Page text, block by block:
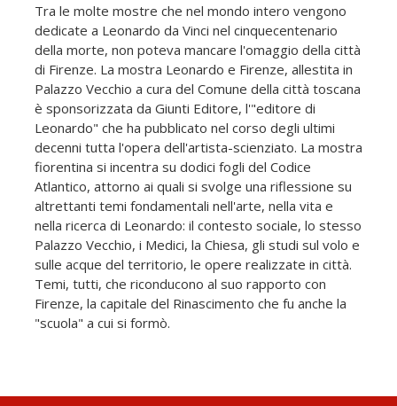
Tra le molte mostre che nel mondo intero vengono
dedicate a Leonardo da Vinci nel cinquecentenario
della morte, non poteva mancare l'omaggio della città
di Firenze. La mostra Leonardo e Firenze, allestita in
Palazzo Vecchio a cura del Comune della città toscana
è sponsorizzata da Giunti Editore, l'"editore di
Leonardo" che ha pubblicato nel corso degli ultimi
decenni tutta l'opera dell'artista-scienziato. La mostra
fiorentina si incentra su dodici fogli del Codice
Atlantico, attorno ai quali si svolge una riflessione su
altrettanti temi fondamentali nell'arte, nella vita e
nella ricerca di Leonardo: il contesto sociale, lo stesso
Palazzo Vecchio, i Medici, la Chiesa, gli studi sul volo e
sulle acque del territorio, le opere realizzate in città.
Temi, tutti, che riconducono al suo rapporto con
Firenze, la capitale del Rinascimento che fu anche la
"scuola" a cui si formò.